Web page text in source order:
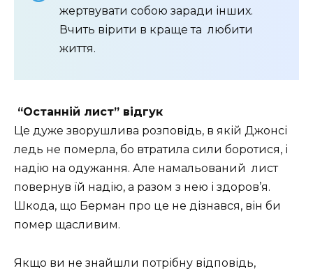
жертвувати собою заради інших.
Вчить вірити в краще та любити
життя.
“Останній лист” відгук
Це дуже зворушлива розповідь, в якій Джонсі
ледь не померла, бо втратила сили боротися, і
надію на одужання. Але намальований лист
повернув їй надію, а разом з нею і здоров’я.
Шкода, що Берман про це не дізнався, він би
помер щасливим.
Якщо ви не знайшли потрібну відповідь,